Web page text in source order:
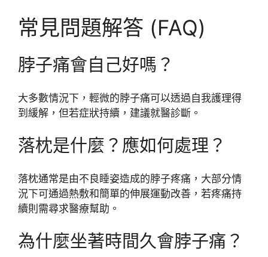
常見問題解答 (FAQ)
脖子痛會自己好嗎？
大多數情況下，輕微的脖子痛可以透過自我護理得
到緩解，但若症狀持續，建議就醫診斷。
落枕是什麼？應如何處理？
落枕通常是由不良睡姿造成的脖子疼痛，大部分情
況下可通過熱敷和簡單的伸展運動改善，若疼痛持
續則需尋求醫療幫助。
為什麼坐著時間久會脖子痛？